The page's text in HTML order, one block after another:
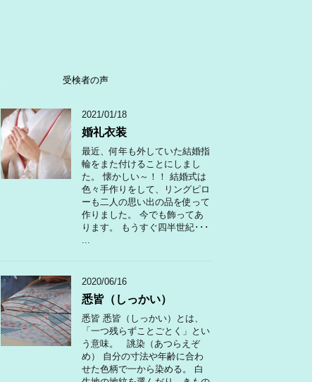
受検者の声
2021/01/18
婚礼衣装
最近、何年も外していた結婚指
輪をまた付けることにしまし
た。 懐かしい～！！ 結婚式は
色々手作りをして、リングピロ
ーも二人の思い出の品を使って
作りました。 今でも飾ってあ
ります。 もうすぐ四半世紀･･･
...
2020/06/16
悉皆（しっかい）
悉皆 悉皆（しっかい）とは、
「一つ残らずことごとく」とい
う意味。 誂染（あつらえぞ
め） 自分の寸法や年齢に合わ
せた色柄で一から染める。 白